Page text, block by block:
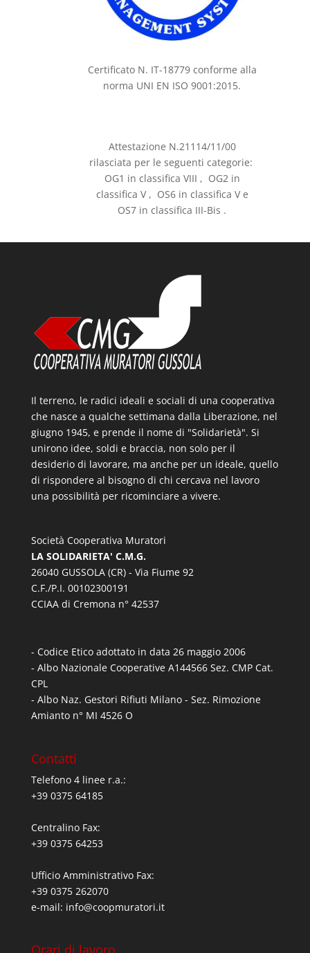
Certificato N. IT-18779 conforme alla
norma UNI EN ISO 9001:2015.
Attestazione N.21114/11/00
rilasciata per le seguenti categorie:
OG1 in classifica VIII , OG2 in
classifica V , OS6 in classifica V e
OS7 in classifica III-Bis .
Il terreno, le radici ideali e sociali di una cooperativa
che nasce a qualche settimana dalla Liberazione, nel
giugno 1945, e prende il nome di "Solidarietà". Si
unirono idee, soldi e braccia, non solo per il
desiderio di lavorare, ma anche per un ideale, quello
di rispondere al bisogno di chi cercava nel lavoro
una possibilità per ricominciare a vivere.
Società Cooperativa Muratori
LA SOLIDARIETA' C.M.G.
26040 GUSSOLA (CR) - Via Fiume 92
C.F./P.I. 00102300191
CCIAA di Cremona n° 42537
- Codice Etico adottato in data 26 maggio 2006
- Albo Nazionale Cooperative A144566 Sez. CMP Cat.
CPL
- Albo Naz. Gestori Rifiuti Milano - Sez. Rimozione
Amianto n° MI 4526 O
Contatti
Telefono 4 linee r.a.:
+39 0375 64185
Centralino Fax:
+39 0375 64253
Ufficio Amministrativo Fax:
+39 0375 262070
e-mail: info@coopmuratori.it
Orari di lavoro